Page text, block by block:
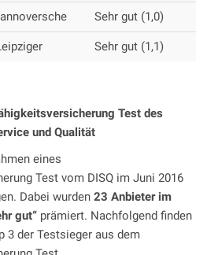
Sehr gut (1,0)
Sehr gut (1,1)
Test des
und Qualität
eines
Test vom DISQ im Juni 2016
Dabei wurden 23 Anbieter im
gut“prämiert. Nachfolgend finden
3 der Testsieger aus dem